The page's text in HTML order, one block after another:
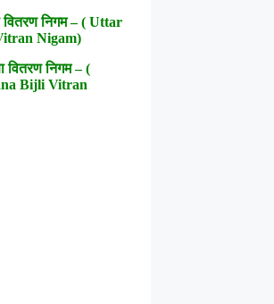
वितरण निगम –( Uttar
Nigam)
वितरण निगम – (
Bijli Vitran